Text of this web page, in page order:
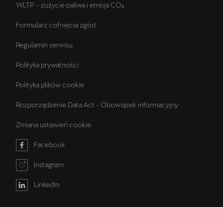
WLTP – zużycie paliwa i emisja CO₂
Formularz cofnięcia zgód
Regulamin serwisu
Polityka prywatności
Polityka plików cookie
Rozporządzenie Data Act - Obowiązek informacyjny
Zmiana ustawień cookie
Facebook
Instagram
LinkedIn